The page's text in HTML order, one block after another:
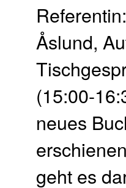
Åslund,
(15:00-
neues
geht es